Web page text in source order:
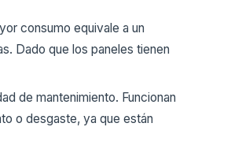
consumo equivale a un
Dado que los paneles tienen
de mantenimiento. Funcionan
o desgaste, ya que están